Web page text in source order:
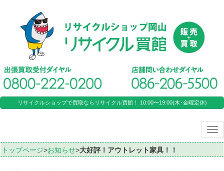
リサイクルショップで買取ならリサイクル買館！ 10:00〜19:00(木･金曜定休)
トップページ>お知らせ>大好評！アウトレット家具！！